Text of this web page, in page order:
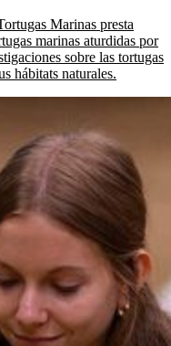
Marinas presta
marinas aturdidas por
sobre las tortugas
hábitats naturales.